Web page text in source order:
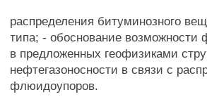
распределения битуминозного
типа; - обоснование
в предложенных геофизиками
нефтегазоносности в связи с
флюидоупоров.